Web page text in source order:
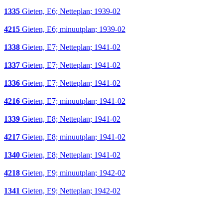
1335 Gieten, E6; Netteplan; 1939-02
4215 Gieten, E6; minuutplan; 1939-02
1338 Gieten, E7; Netteplan; 1941-02
1337 Gieten, E7; Netteplan; 1941-02
1336 Gieten, E7; Netteplan; 1941-02
4216 Gieten, E7; minuutplan; 1941-02
1339 Gieten, E8; Netteplan; 1941-02
4217 Gieten, E8; minuutplan; 1941-02
1340 Gieten, E8; Netteplan; 1941-02
4218 Gieten, E9; minuutplan; 1942-02
1341 Gieten, E9; Netteplan; 1942-02